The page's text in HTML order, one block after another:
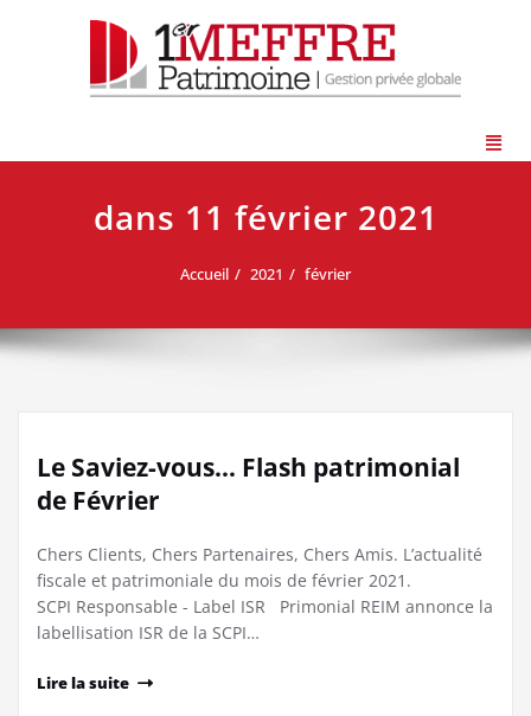
dans 11 février 2021
Accueil 2021 février
Le Saviez-vous… Flash patrimonial
de Février
Chers Clients, Chers Partenaires, Chers Amis. L’actualité
fiscale et patrimoniale du mois de février 2021.
SCPI Responsable - Label ISR Primonial REIM annonce la
labellisation ISR de la SCPI…
Lire la suite